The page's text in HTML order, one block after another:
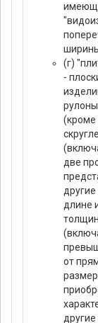
(г)
-
(кроме
две
длине
от